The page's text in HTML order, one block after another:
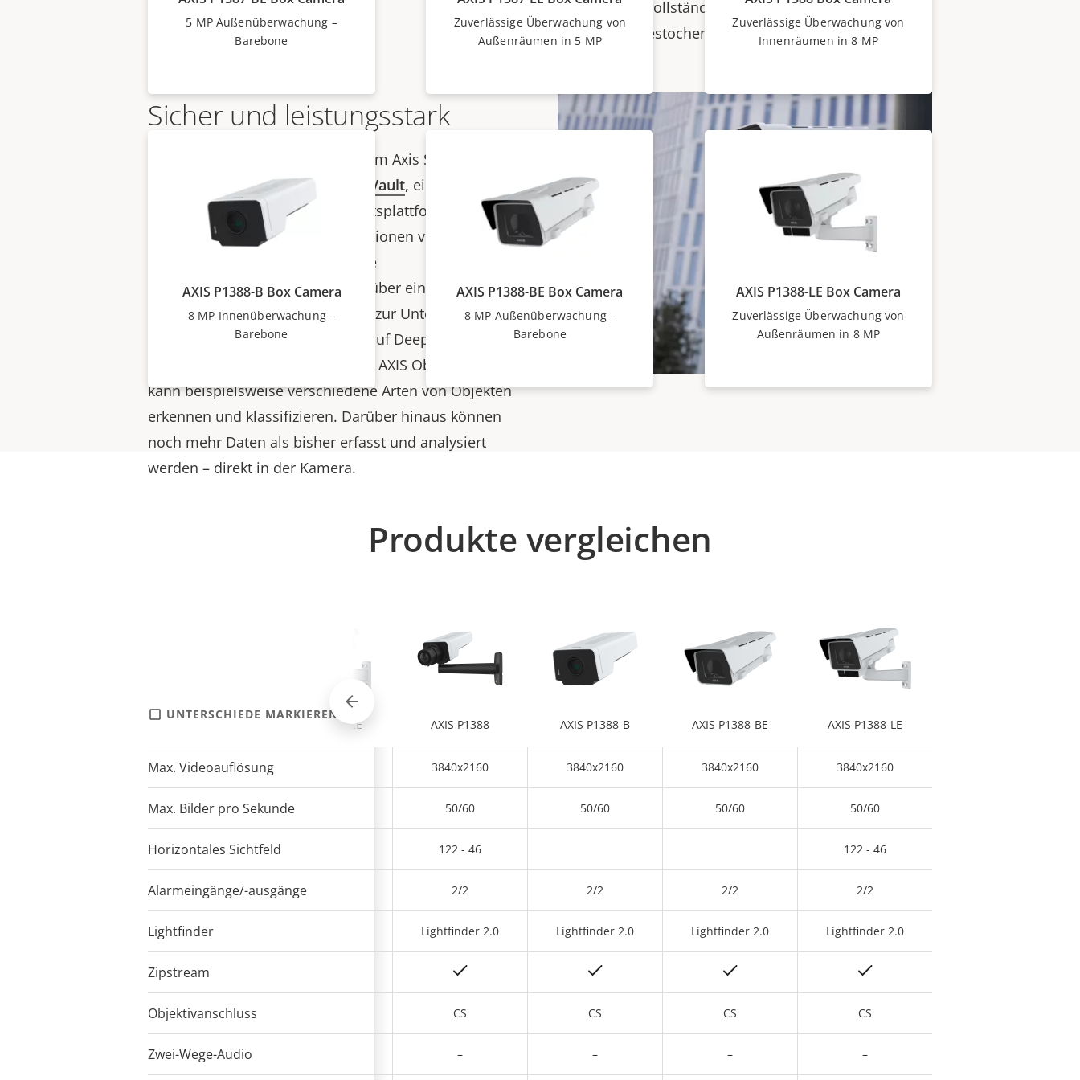
oder nahezu vollständiger Dunkelheit naturgetreue
Farben und gestochen scharfe Bilder.
Sicher und leistungsstark
Die AXIS P13 Series basiert auf dem Axis System-on-
Chip und verfügt überAxis Edge Vault, eine
hardwarebasierte Cybersicherheitsplattform, die das
Gerät sowie vertrauliche Informationen vor
unbefugtem Zugriff schützt. Diese
Hochleistungskameras verfügen über eine
Deep
Learning Processing Unit (DLPU)
zur Unterstützung
von erweiterten Funktionen und auf Deep Learning am
Edge basierenden Anwendungen. AXIS Object Analytics
kann beispielsweise verschiedene Arten von Objekten
erkennen und klassifizieren. Darüber hinaus können
noch mehr Daten als bisher erfasst und analysiert
werden – direkt in der Kamera.
5 MP Außenüberwachung –
Barebone
Zuverlässige Überwachung von
Außenräumen in 5 MP
Zuverlässige Überwachung von
Innenräumen in 8 MP
AXIS P1388-B Box Camera
8 MP Innenüberwachung –
Barebone
AXIS P1388-BE Box Camera
8 MP Außenüberwachung –
Barebone
AXIS P1388-LE Box Camera
Zuverlässige Überwachung von
Außenräumen in 8 MP
Produkte vergleichen
UNTERSCHIEDE MARKIEREN
AXIS P1387-BE AXIS P1387-LE AXIS P1388 AXIS P1388-B AXIS P1388-BE AXIS P1388-LE
Max. Videoauflösung
2592x1944 3840x2160 3840x2160 3840x2160 3840x2160
Max. Bilder pro Sekunde
50/60 50/60 50/60 50/60 50/60
Horizontales Sichtfeld 122 - 46 122 - 46
Alarmeingänge/-ausgänge
2/2 2/2 2/2 2/2 2/2
Lightfinder
Lightfinder 2.0 Lightfinder 2.0 Lightfinder 2.0 Lightfinder 2.0 Lightfinder 2.0
Zipstream
Objektivanschluss
CS CS CS CS CS
Zwei-Wege-Audio
– – – – –